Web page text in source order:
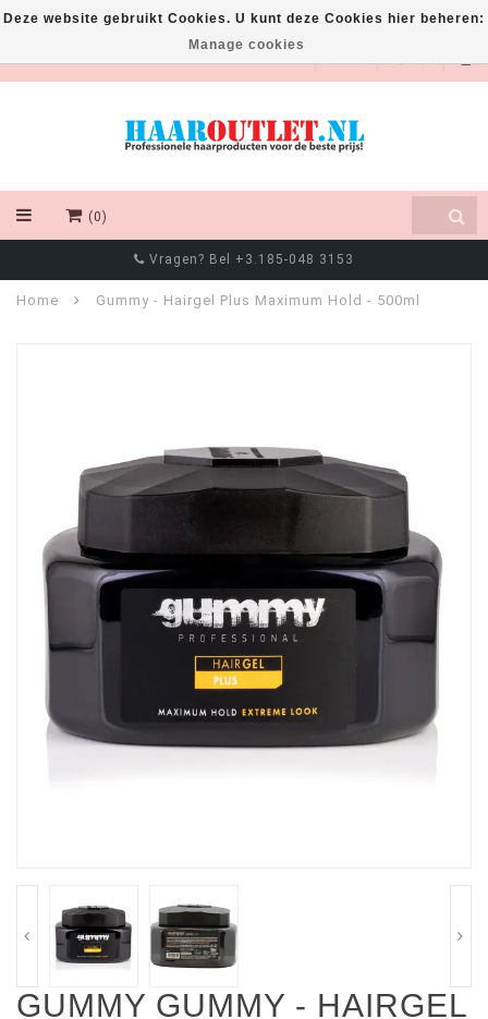
EUR
(0)
Vragen? Bel +3.185-048 3153
Home Gummy - Hairgel Plus Maximum Hold - 500ml
GUMMY GUMMY - HAIRGEL
Deze website gebruikt Cookies. U kunt deze Cookies hier beheren:
Manage cookies